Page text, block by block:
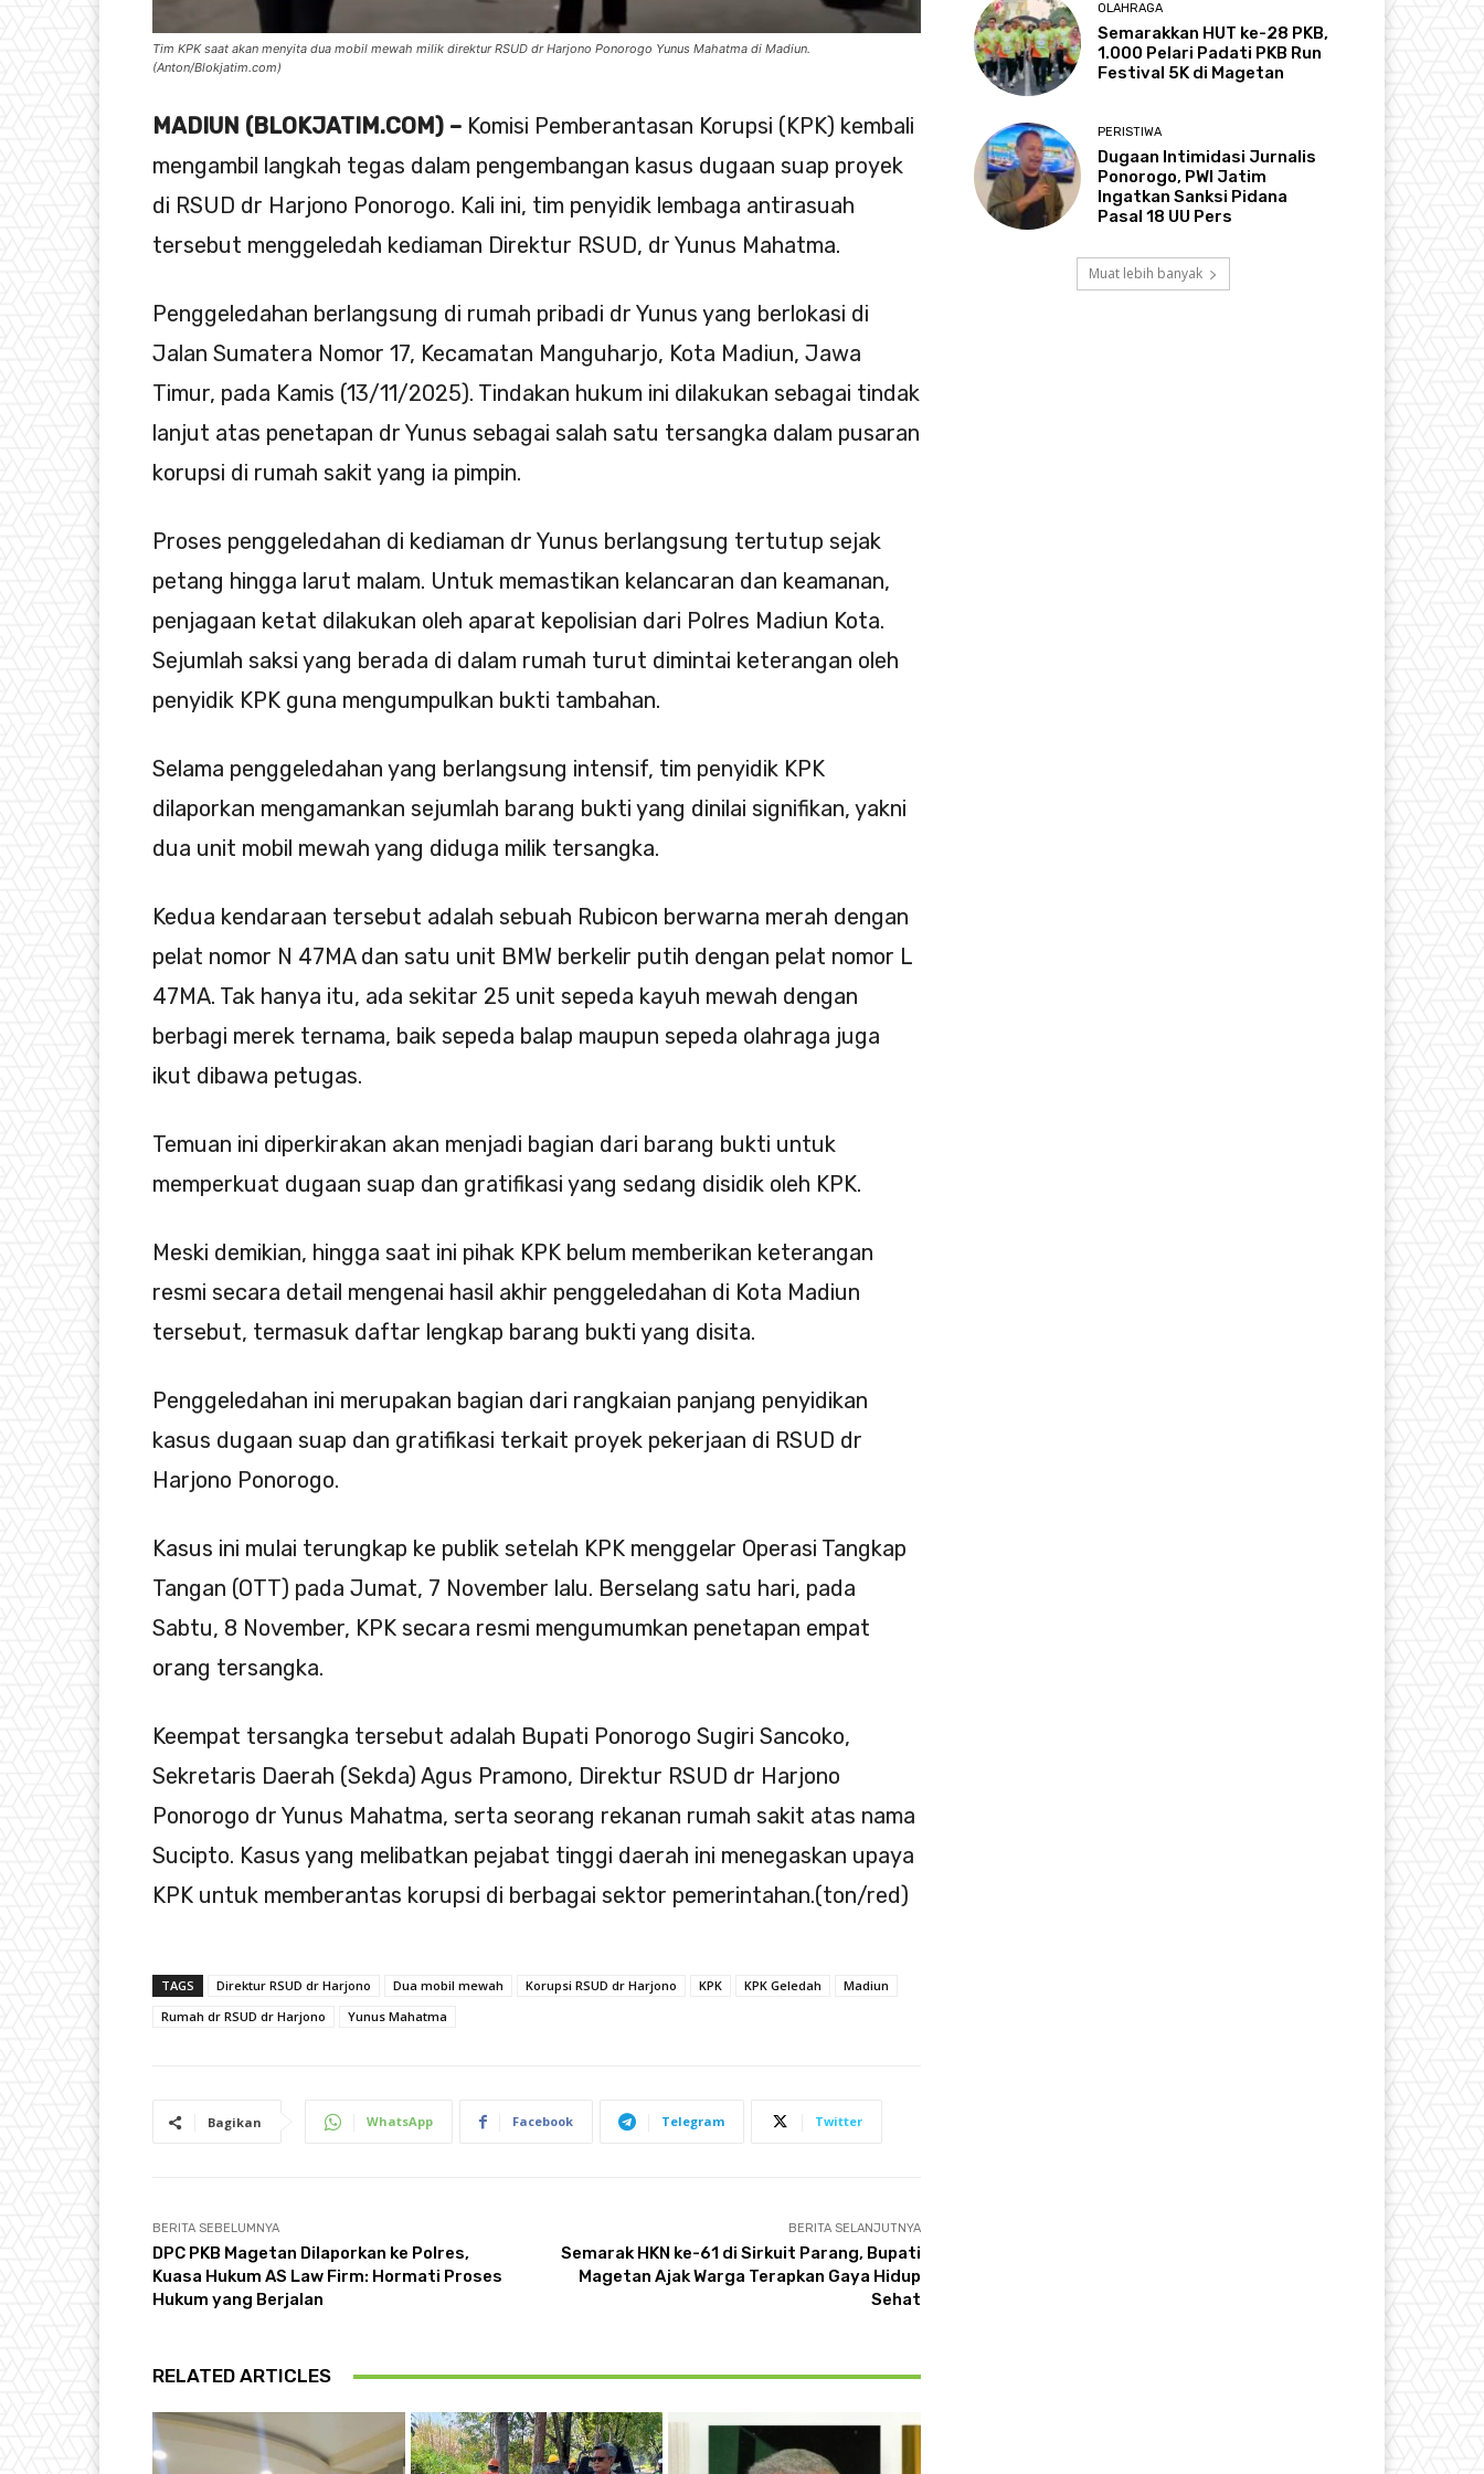
Tim KPK saat akan menyita dua mobil mewah milik direktur RSUD dr Harjono Ponorogo Yunus Mahatma di Madiun.
(Anton/Blokjatim.com)
MADIUN (BLOKJATIM.COM) – Komisi Pemberantasan Korupsi (KPK) kembali
mengambil langkah tegas dalam pengembangan kasus dugaan suap proyek
di RSUD dr Harjono Ponorogo. Kali ini, tim penyidik lembaga antirasuah
tersebut menggeledah kediaman Direktur RSUD, dr Yunus Mahatma.
Penggeledahan berlangsung di rumah pribadi dr Yunus yang berlokasi di
Jalan Sumatera Nomor 17, Kecamatan Manguharjo, Kota Madiun, Jawa
Timur, pada Kamis (13/11/2025). Tindakan hukum ini dilakukan sebagai tindak
lanjut atas penetapan dr Yunus sebagai salah satu tersangka dalam pusaran
korupsi di rumah sakit yang ia pimpin.
Proses penggeledahan di kediaman dr Yunus berlangsung tertutup sejak
petang hingga larut malam. Untuk memastikan kelancaran dan keamanan,
penjagaan ketat dilakukan oleh aparat kepolisian dari Polres Madiun Kota.
Sejumlah saksi yang berada di dalam rumah turut dimintai keterangan oleh
penyidik KPK guna mengumpulkan bukti tambahan.
Selama penggeledahan yang berlangsung intensif, tim penyidik KPK
dilaporkan mengamankan sejumlah barang bukti yang dinilai signifikan, yakni
dua unit mobil mewah yang diduga milik tersangka.
Kedua kendaraan tersebut adalah sebuah Rubicon berwarna merah dengan
pelat nomor N 47MA dan satu unit BMW berkelir putih dengan pelat nomor L
47MA. Tak hanya itu, ada sekitar 25 unit sepeda kayuh mewah dengan
berbagi merek ternama, baik sepeda balap maupun sepeda olahraga juga
ikut dibawa petugas.
Temuan ini diperkirakan akan menjadi bagian dari barang bukti untuk
memperkuat dugaan suap dan gratifikasi yang sedang disidik oleh KPK.
Meski demikian, hingga saat ini pihak KPK belum memberikan keterangan
resmi secara detail mengenai hasil akhir penggeledahan di Kota Madiun
tersebut, termasuk daftar lengkap barang bukti yang disita.
Penggeledahan ini merupakan bagian dari rangkaian panjang penyidikan
kasus dugaan suap dan gratifikasi terkait proyek pekerjaan di RSUD dr
Harjono Ponorogo.
Kasus ini mulai terungkap ke publik setelah KPK menggelar Operasi Tangkap
Tangan (OTT) pada Jumat, 7 November lalu. Berselang satu hari, pada
Sabtu, 8 November, KPK secara resmi mengumumkan penetapan empat
orang tersangka.
Keempat tersangka tersebut adalah Bupati Ponorogo Sugiri Sancoko,
Sekretaris Daerah (Sekda) Agus Pramono, Direktur RSUD dr Harjono
Ponorogo dr Yunus Mahatma, serta seorang rekanan rumah sakit atas nama
Sucipto. Kasus yang melibatkan pejabat tinggi daerah ini menegaskan upaya
KPK untuk memberantas korupsi di berbagai sektor pemerintahan.(ton/red)
TAGS Direktur RSUD dr Harjono Dua mobil mewah Korupsi RSUD dr Harjono KPK KPK Geledah
Madiun
Rumah dr RSUD dr Harjono
Yunus Mahatma
Bagikan WhatsApp Facebook Telegram Twitter
BERITA SEBELUMNYA
DPC PKB Magetan Dilaporkan ke Polres,
Kuasa Hukum AS Law Firm: Hormati Proses
Hukum yang Berjalan
BERITA SELANJUTNYA
Semarak HKN ke-61 di Sirkuit Parang, Bupati
Magetan Ajak Warga Terapkan Gaya Hidup
Sehat
RELATED ARTICLES
OLAHRAGA
Semarakkan HUT ke-28 PKB,
1.000 Pelari Padati PKB Run
Festival 5K di Magetan
PERISTIWA
Dugaan Intimidasi Jurnalis
Ponorogo, PWI Jatim
Ingatkan Sanksi Pidana
Pasal 18 UU Pers
Muat lebih banyak